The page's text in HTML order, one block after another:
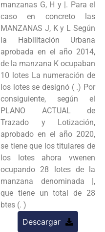
manzanas G, H y |. Para el
caso en concreto las
MANZANAS J, K y L Según
la Habilitación Urbana
aprobada en el año 2014,
de la manzana K ocupaban
10 lotes La numeración de
los lotes se designó ( .) Por
consiguiente, según el
PLANO ACTUAL de
Trazado y Lotización,
aprobado en el año 2020,
se tiene que los titulares de
los lotes ahora vwenen
ocupando 28 lotes de la
manzana denominada |,
que tiene un total de 28
btes (. )
Descargar